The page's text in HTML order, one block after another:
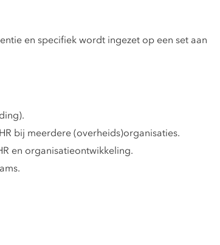
en specifiek wordt ingezet op een set aan
bij meerdere (overheids)organisaties.
en organisatieontwikkeling.